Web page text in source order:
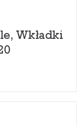
Wkładki